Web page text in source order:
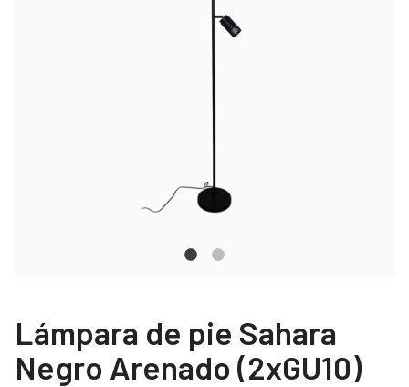
Lámpara de pie Sahara
Negro Arenado (2xGU10)